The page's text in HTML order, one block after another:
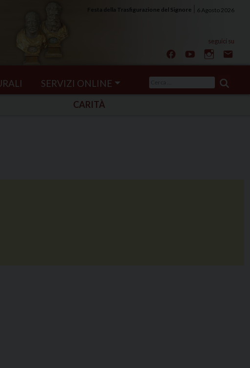
6 Agosto 2026
Festa della Trasfigurazione del Signore
SERVIZI ONLINE
per:
CARITÀ